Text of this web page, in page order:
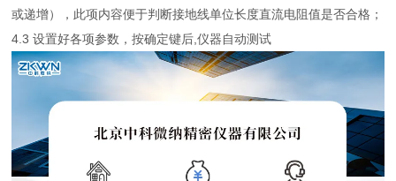
或递增），此项内容便于判断接地线单位长度直流电阻值是否合格；
4.3 设置好各项参数，按确定键后,仪器自动测试